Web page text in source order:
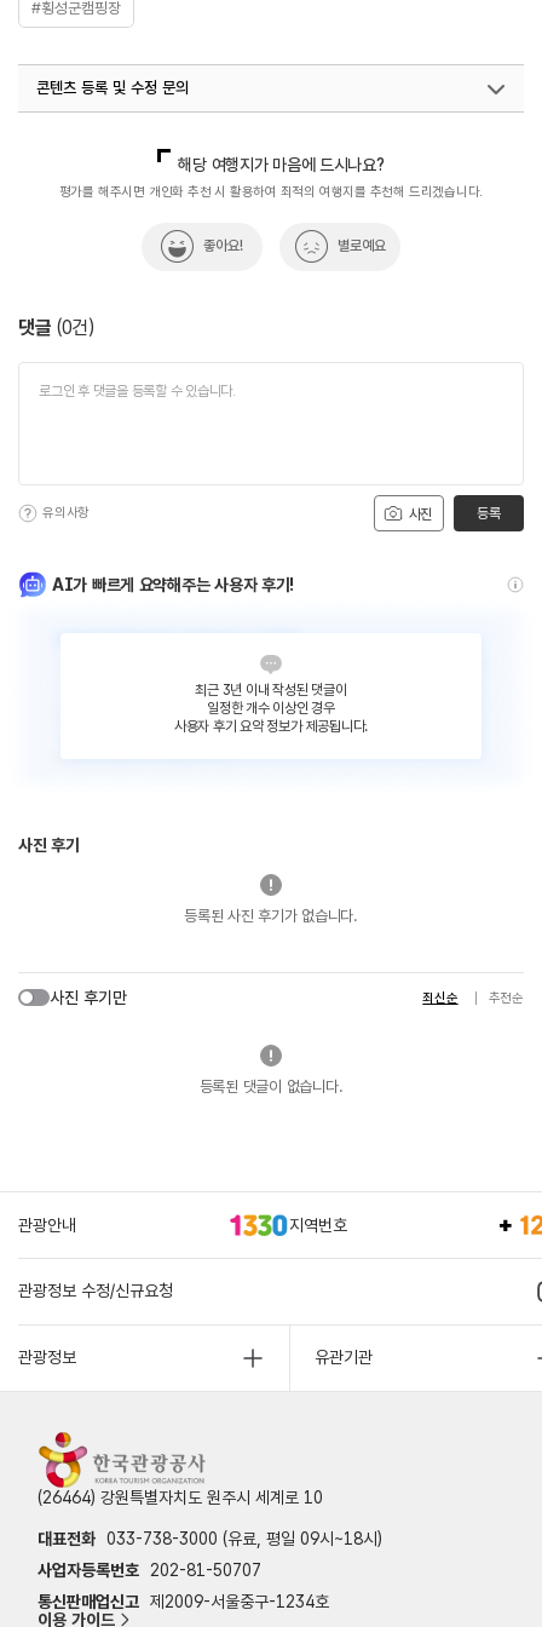
#횡성군캠핑장
콘텐츠 등록 및 수정 문의
해당 여행지가 마음에 드시나요?
평가를 해주시면 개인화 추천 시 활용하여 최적의 여행지를 추천해 드리겠습니다.
좋아요! 별로예요
댓글 (0건)
사진
유의사항 등록
AI가 빠르게 요약해주는 사용자 후기!
최근 3년 이내 작성된 댓글이
일정한 개수 이상인 경우
사용자 후기 요약 정보가 제공됩니다.
사진 후기
등록된 사진 후기가 없습니다.
사진 후기만 최신순 추천순
등록된 댓글이 없습니다.
관광안내 지역번호
관광정보 수정/신규요청
관광정보 유관기관
(26464) 강원특별자치도 원주시 세계로 10
대표전화 033-738-3000 (유료, 평일 09시~18시)
사업자등록번호
202-81-50707
통신판매업신고 제2009-서울중구-1234호
이용 가이드